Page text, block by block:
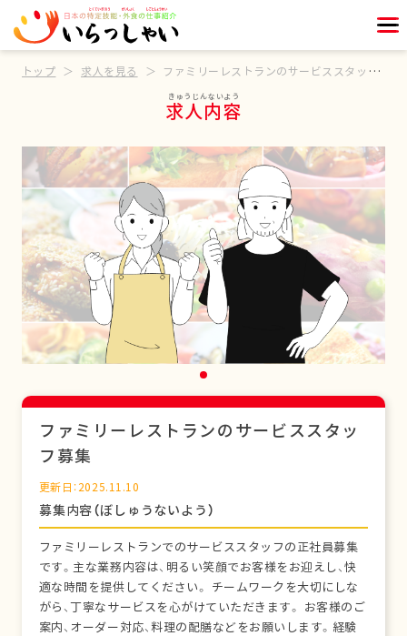
トップ 求人を見る ファミリーレストランのサービススタッフ募集
求人内容
ファミリーレストランのサービススタッ
フ募集
更新日：2025.11.10
募集内容（ぼしゅうないよう）
ファミリーレストランでのサービススタッフの正社員募集
です。主な業務内容は、明るい笑顔でお客様をお迎えし、快
適な時間を提供してください。 チームワークを大切にしな
がら、丁寧なサービスを心がけていただきます。 お客様のご
案内、オーダー対応、料理の配膳などをお願いします。経験